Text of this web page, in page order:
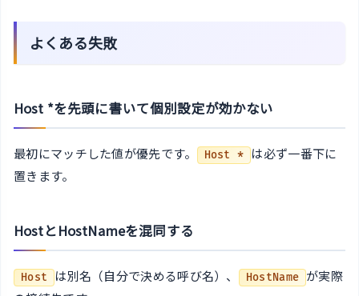
よくある失敗
Host *を先頭に書いて個別設定が効かない
最初にマッチした値が優先です。 Host *
は必ず一番下に
置きます。
HostとHostNameを混同する
Host は別名（自分で決める呼び名）、 HostName
が実際